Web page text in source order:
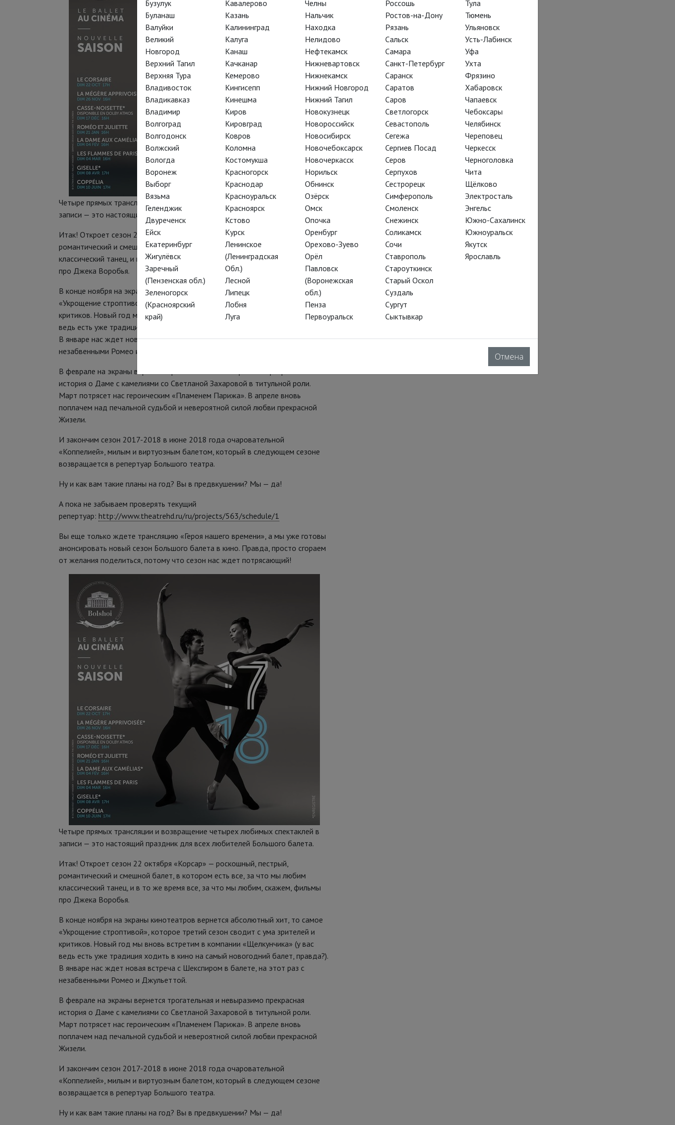
Четыре прямых трансляции и возвращение четырех любимых спектаклей в
записи — это настоящий праздник для всех любителей Большого балета.
Итак! Откроет сезон 22 октября «Корсар» — роскошный, пестрый,
романтический и смешной балет, в котором есть все, за что мы любим
классический танец, и в то же время все, за что мы любим, скажем, фильмы
про Джека Воробья.
В конце ноября на экраны кинотеатров вернется абсолютный хит, то самое
«Укрощение строптивой», которое третий сезон сводит с ума зрителей и
критиков. Новый год мы вновь встретим в компании «Щелкунчика» (у вас
ведь есть уже традиция ходить в кино на самый новогодний балет, правда?).
В январе нас ждет новая встреча с Шекспиром в балете, на этот раз с
незабвенными Ромео и Джульеттой.
В феврале на экраны вернется трогательная и невыразимо прекрасная
история о Даме с камелиями со Светланой Захаровой в титульной роли.
Март потрясет нас героическим «Пламенем Парижа». В апреле вновь
поплачем над печальной судьбой и невероятной силой любви прекрасной
Жизели.
И закончим сезон 2017-2018 в июне 2018 года очаровательной
«Коппелией», милым и виртуозным балетом, который в следующем сезоне
возвращается в репертуар Большого театра.
Ну и как вам такие планы на год? Вы в предвкушении? Мы — да!
А пока не забываем проверять текущий
репертуар: http://www.theatrehd.ru/ru/projects/563/schedule/1
Вы еще только ждете трансляцию «Героя нашего времени», а мы уже готовы
анонсировать новый сезон Большого балета в кино. Правда, просто сгораем
от желания поделиться, потому что сезон нас ждет потрясающий!
Четыре прямых трансляции и возвращение четырех любимых спектаклей в
записи — это настоящий праздник для всех любителей Большого балета.
Итак! Откроет сезон 22 октября «Корсар» — роскошный, пестрый,
романтический и смешной балет, в котором есть все, за что мы любим
классический танец, и в то же время все, за что мы любим, скажем, фильмы
про Джека Воробья.
В конце ноября на экраны кинотеатров вернется абсолютный хит, то самое
«Укрощение строптивой», которое третий сезон сводит с ума зрителей и
критиков. Новый год мы вновь встретим в компании «Щелкунчика» (у вас
ведь есть уже традиция ходить в кино на самый новогодний балет, правда?).
В январе нас ждет новая встреча с Шекспиром в балете, на этот раз с
незабвенными Ромео и Джульеттой.
В феврале на экраны вернется трогательная и невыразимо прекрасная
история о Даме с камелиями со Светланой Захаровой в титульной роли.
Март потрясет нас героическим «Пламенем Парижа». В апреле вновь
поплачем над печальной судьбой и невероятной силой любви прекрасной
Жизели.
И закончим сезон 2017-2018 в июне 2018 года очаровательной
«Коппелией», милым и виртуозным балетом, который в следующем сезоне
возвращается в репертуар Большого театра.
Ну и как вам такие планы на год? Вы в предвкушении? Мы — да!
Бузулук
Буланаш
Валуйки
Великий
Новгород
Верхний Тагил
Верхняя Тура
Владивосток
Владикавказ
Владимир
Волгоград
Волгодонск
Волжский
Вологда
Воронеж
Выборг
Вязьма
Геленджик
Двуреченск
Ейск
Екатеринбург
Жигулёвск
Заречный
(Пензенская обл.)
Зеленогорск
(Красноярский
край)
Кавалерово
Казань
Калининград
Калуга
Канаш
Качканар
Кемерово
Кингисепп
Кинешма
Киров
Кировград
Ковров
Коломна
Костомукша
Красногорск
Краснодар
Красноуральск
Красноярск
Кстово
Курск
Ленинское
(Ленинградская
Обл.)
Лесной
Липецк
Лобня
Луга
Челны
Нальчик
Находка
Нелидово
Нефтекамск
Нижневартовск
Нижнекамск
Нижний Новгород
Нижний Тагил
Новокузнецк
Новороссийск
Новосибирск
Новочебоксарск
Новочеркасск
Норильск
Обнинск
Озёрск
Омск
Опочка
Оренбург
Орехово-Зуево
Орёл
Павловск
(Воронежская
обл.)
Пенза
Первоуральск
Россошь
Ростов-на-Дону
Рязань
Сальск
Самара
Санкт-Петербург
Саранск
Саратов
Саров
Светлогорск
Севастополь
Сегежа
Сергиев Посад
Серов
Серпухов
Сестрорецк
Симферополь
Смоленск
Снежинск
Соликамск
Сочи
Ставрополь
Староуткинск
Старый Оскол
Суздаль
Сургут
Сыктывкар
Тула
Тюмень
Ульяновск
Усть-Лабинск
Уфа
Ухта
Фрязино
Хабаровск
Чапаевск
Чебоксары
Челябинск
Череповец
Черкесск
Черноголовка
Чита
Щёлково
Электросталь
Энгельс
Южно-Сахалинск
Южноуральск
Якутск
Ярославль
Отмена